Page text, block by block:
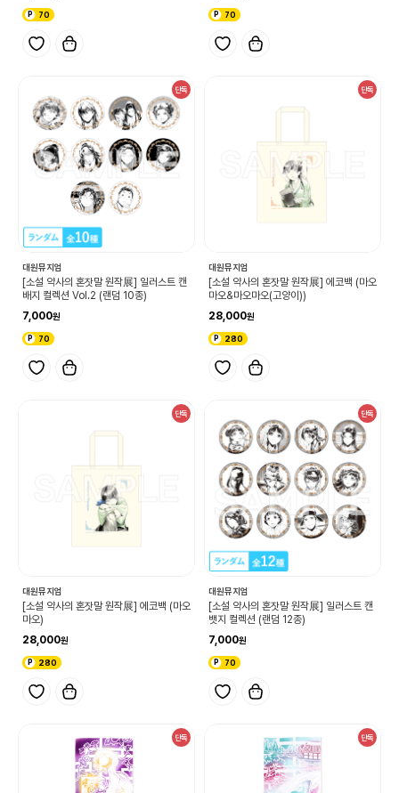
70 70
단독
대원뮤지엄
[소설 약사의 혼잣말 원작展] 일러스트 캔
배지 컬렉션 Vol.2 (랜덤 10종)
7,000
70
단독
대원뮤지엄
[소설 약사의 혼잣말 원작展] 에코백 (마오
마오&마오마오(고양이))
28,000
280
단독
대원뮤지엄
[소설 약사의 혼잣말 원작展] 에코백 (마오
마오)
28,000
280
단독
대원뮤지엄
[소설 약사의 혼잣말 원작展] 일러스트 캔
뱃지 컬렉션 (랜덤 12종)
7,000
70
단독 단독